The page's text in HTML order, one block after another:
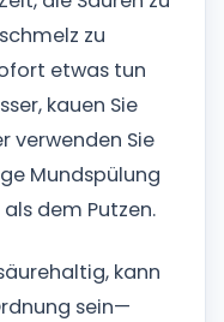
zu
etwas tun
kauen Sie
verwenden Sie
Mundspülung
dem Putzen.
kann
sein—